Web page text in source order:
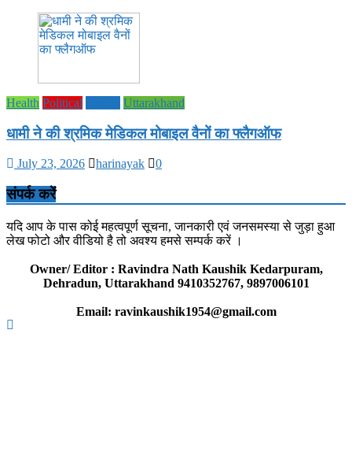
Health Political Uttarakhand
धामी ने की श्रमिक मेडिकल मोबाइल वैनों का फ्लैगऑफ
July 23, 2026 harinayak 0
संपर्क करें
यदि आप के पास कोई महत्वपूर्ण सूचना, जानकारी एवं जनसमस्या से जुड़ा हुआ
लेख फोटो और वीडियो है तो अवश्य हमसे सम्पर्क करें ।
Owner/ Editor : Ravindra Nath Kaushik Kedarpuram,
Dehradun, Uttarakhand 9410352767, 9897006101
Email: ravinkaushik1954@gmail.com